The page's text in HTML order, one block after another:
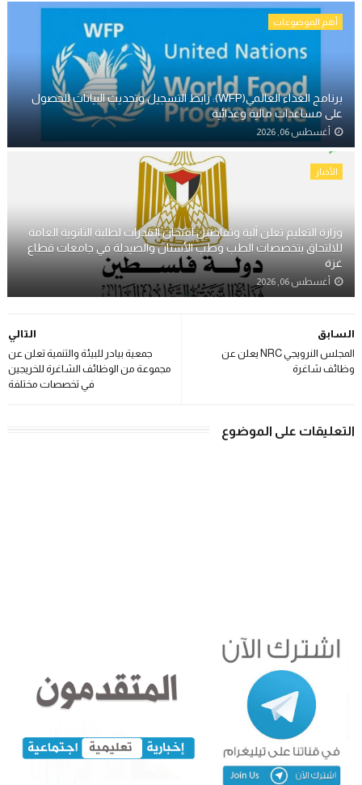
أهم الموضوعات
برنامج الغذاء العالمي(WFP): رابط التسجيل وتحديث البيانات للحصول
على مساعدات مالية وغذائية
أغسطس 06, 2026
الأخبار
وزارة التعليم تعلن آلية وتفاصيل امتحان القدرات لطلبة الثانوية العامة
للالتحاق بتخصصات الطب وطب الأسنان والصيدلة في جامعات قطاع
غزة
أغسطس 06, 2026
التالي
جمعية بيادر للبيئة والتنمية تعلن عن
مجموعة من الوظائف الشاغرة للخريجين
في تخصصات مختلفة
السابق
المجلس النرويجي NRC يعلن عن
وظائف شاغرة
التعليقات على الموضوع